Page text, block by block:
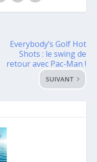
Everybody’s Golf Hot
Shots : le swing de
retour avec Pac-Man !
SUIVANT